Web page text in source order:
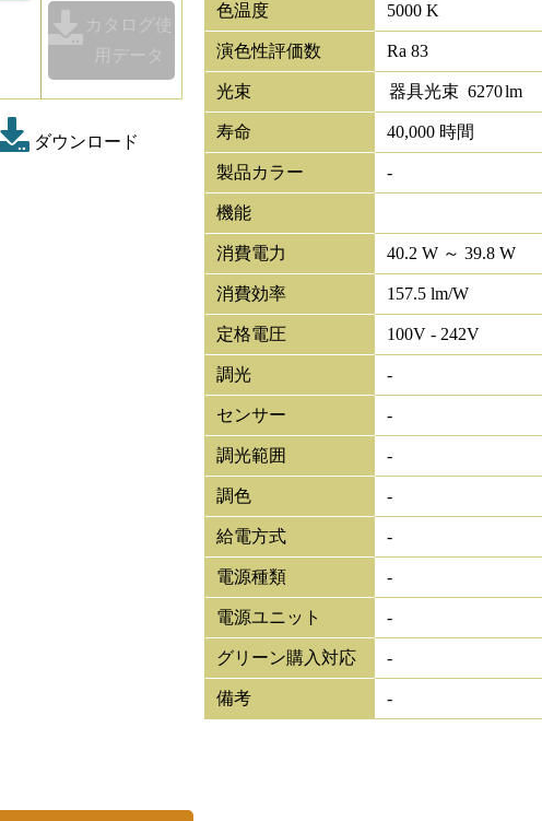
カタログ使
用データ
ダウンロード
色温度 5000 K
演色性評価数 Ra 83
光束 器具光束 6270lm
寿命 40,000 時間
製品カラー -
機能
消費電力 40.2 W ～ 39.8 W
消費効率 157.5 lm/W
定格電圧 100V - 242V
調光 -
センサー -
調光範囲 -
調色 -
給電方式 -
電源種類 -
電源ユニット -
グリーン購入対応 -
備考 -